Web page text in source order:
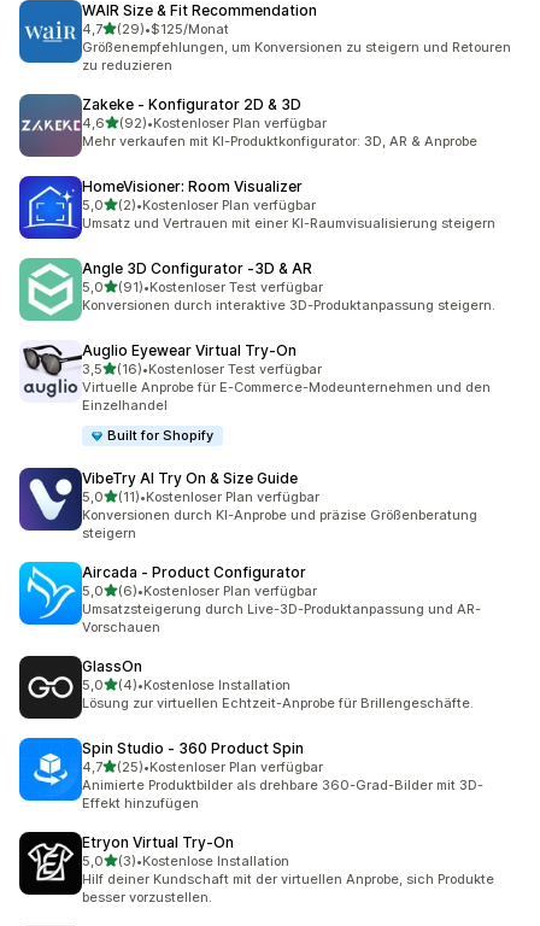
WAIR Size & Fit Recommendation
4,7von 5 Sternen
(29)
29 Rezensionen insgesamt
•$125/Monat
Größenempfehlungen, um Konversionen zu steigern und Retouren
zu reduzieren
Zakeke ‑ Konfigurator 2D & 3D
4,6von 5 Sternen
(92)
92 Rezensionen insgesamt
•Kostenloser Plan verfügbar
Mehr verkaufen mit KI-Produktkonfigurator: 3D, AR & Anprobe
HomeVisioner: Room Visualizer
5,0von 5 Sternen
(2)
2 Rezensionen insgesamt
•Kostenloser Plan verfügbar
Umsatz und Vertrauen mit einer KI-Raumvisualisierung steigern
Angle 3D Configurator ‑3D & AR
5,0von 5 Sternen
(91)
91 Rezensionen insgesamt
•Kostenloser Test verfügbar
Konversionen durch interaktive 3D-Produktanpassung steigern.
Auglio Eyewear Virtual Try‑On
3,5von 5 Sternen
(16)
16 Rezensionen insgesamt
•Kostenloser Test verfügbar
Virtuelle Anprobe für E-Commerce-Modeunternehmen und den
Einzelhandel
Built for Shopify
VibeTry AI Try On & Size Guide
5,0von 5 Sternen
(11)
11 Rezensionen insgesamt
•Kostenloser Plan verfügbar
Konversionen durch KI-Anprobe und präzise Größenberatung
steigern
Aircada ‑ Product Configurator
5,0von 5 Sternen
(6)
6 Rezensionen insgesamt
•Kostenloser Plan verfügbar
Umsatzsteigerung durch Live-3D-Produktanpassung und AR-
Vorschauen
GlassOn
5,0von 5 Sternen
(4)
4 Rezensionen insgesamt
•Kostenlose Installation
Lösung zur virtuellen Echtzeit-Anprobe für Brillengeschäfte.
Spin Studio ‑ 360 Product Spin
4,7von 5 Sternen
(25)
25 Rezensionen insgesamt
•Kostenloser Plan verfügbar
Animierte Produktbilder als drehbare 360-Grad-Bilder mit 3D-
Effekt hinzufügen
Etryon Virtual Try‑On
5,0von 5 Sternen
(3)
3 Rezensionen insgesamt
•Kostenlose Installation
Hilf deiner Kundschaft mit der virtuellen Anprobe, sich Produkte
besser vorzustellen.